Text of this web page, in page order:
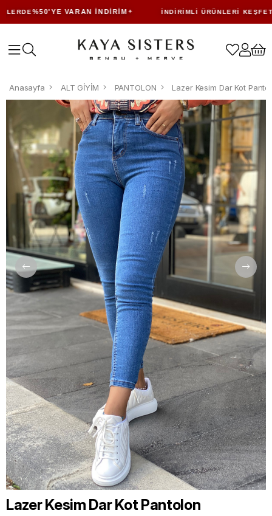
%50'YE VARAN İNDIRIM İNDIRIMLI ÜRÜNLERI KEŞFET
Anasayfa ALT GİYİM PANTOLON Lazer Kesim Dar Kot
Lazer Kesim Dar Kot Pantolon